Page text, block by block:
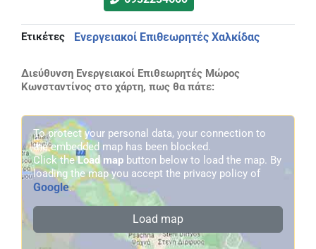
Ετικέτες Ενεργειακοί Επιθεωρητές Χαλκίδας
Διεύθυνση Ενεργειακοί Επιθεωρητές Μώρος
Κωνσταντίνος στο χάρτη, πως θα πάτε:
To protect your personal data, your connection to
the embedded map has been blocked.
Click theLoad map button below to load the map. By
loading the map you accept the privacy policy of
Google.
Load map